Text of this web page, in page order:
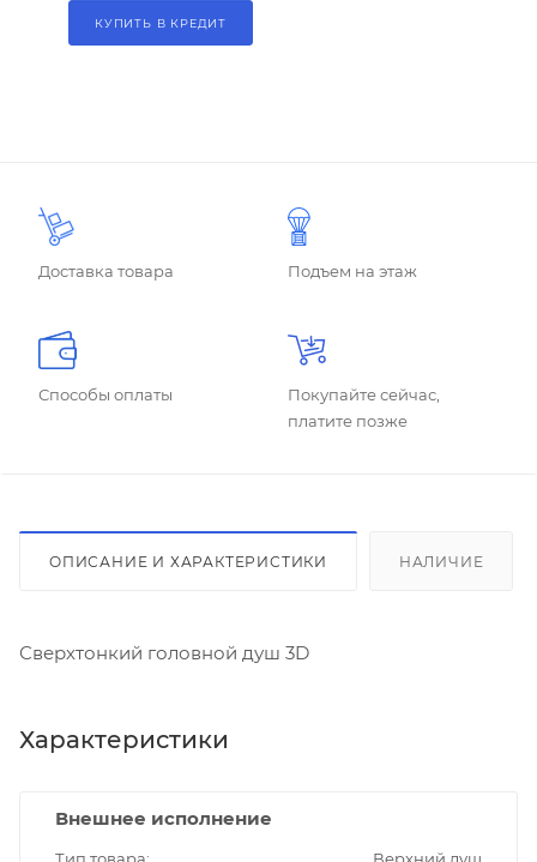
КУПИТЬ В КРЕДИТ
Доставка товара Подъем на этаж
Способы оплаты
Покупайте сейчас,
платите позже
ОПИСАНИЕ И ХАРАКТЕРИСТИКИ НАЛИЧИЕ
Сверхтонкий головной душ 3D
Характеристики
Внешнее исполнение